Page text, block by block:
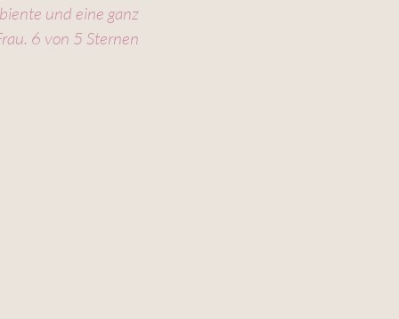
und eine ganz
6 von 5 Sternen